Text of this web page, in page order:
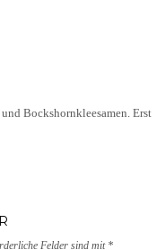
Bockshornkleesamen. Erst
Felder sind mit *